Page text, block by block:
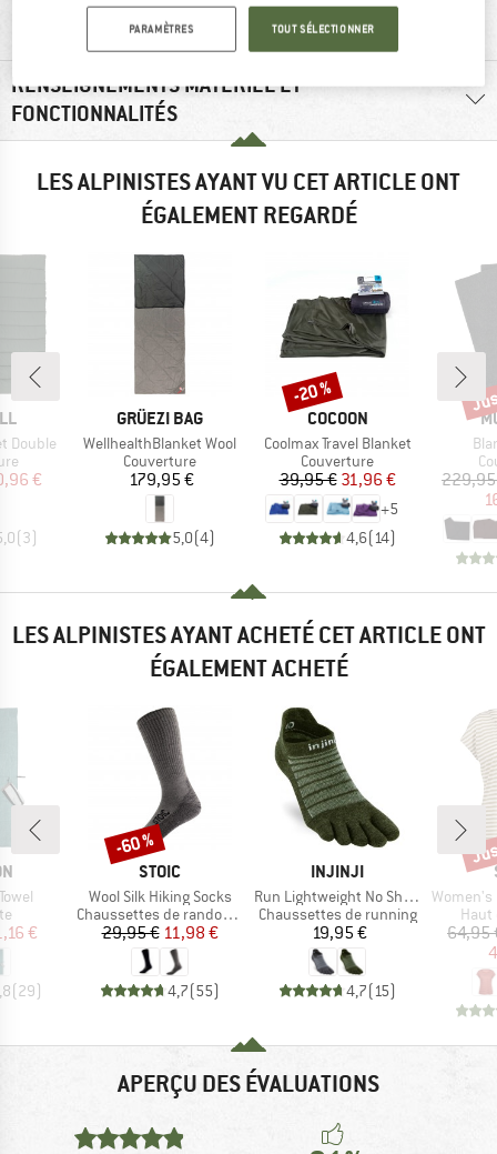
91 %
RENSEIGNEMENTS MATÉRIEL ET
FONCTIONNALITÉS
LES ALPINISTES AYANT VU CET ARTICLE ONT
ÉGALEMENT REGARDÉ
Double
réduit
€
(3)
MARQUE
GRÜEZI BAG
Article
WellhealthBlanket Wool
Product group
Couverture
Prix
179,95 €
5,0(4)
MARQUE
COCOON
Article
Coolmax Travel Blanket
Product group
Couverture
Prix
39,95 €Prix réduit
31,96 €
+5
4,6( 14)
Remise
-20 %
LES ALPINISTES AYANT ACHETÉ CET ARTICLE ONT
ÉGALEMENT ACHETÉ
réduit
€
(29)
MARQUE
STOIC
Article
Wool Silk Hiking Socks
Product group
Chaussettes de randonnée
Prix
29,95 €Prix réduit
11,98 €
4,7(55)
Remise
-60 %
MARQUE
INJINJI
Article
Run Lightweight No Show Wool
Product group
Chaussettes de running
Prix
19,95 €
4,7(15)
Article
Women's MerinoChill
Haut
64,95
APERÇU DES ÉVALUATIONS
PARAMÈTRES TOUT SÉLECTIONNER